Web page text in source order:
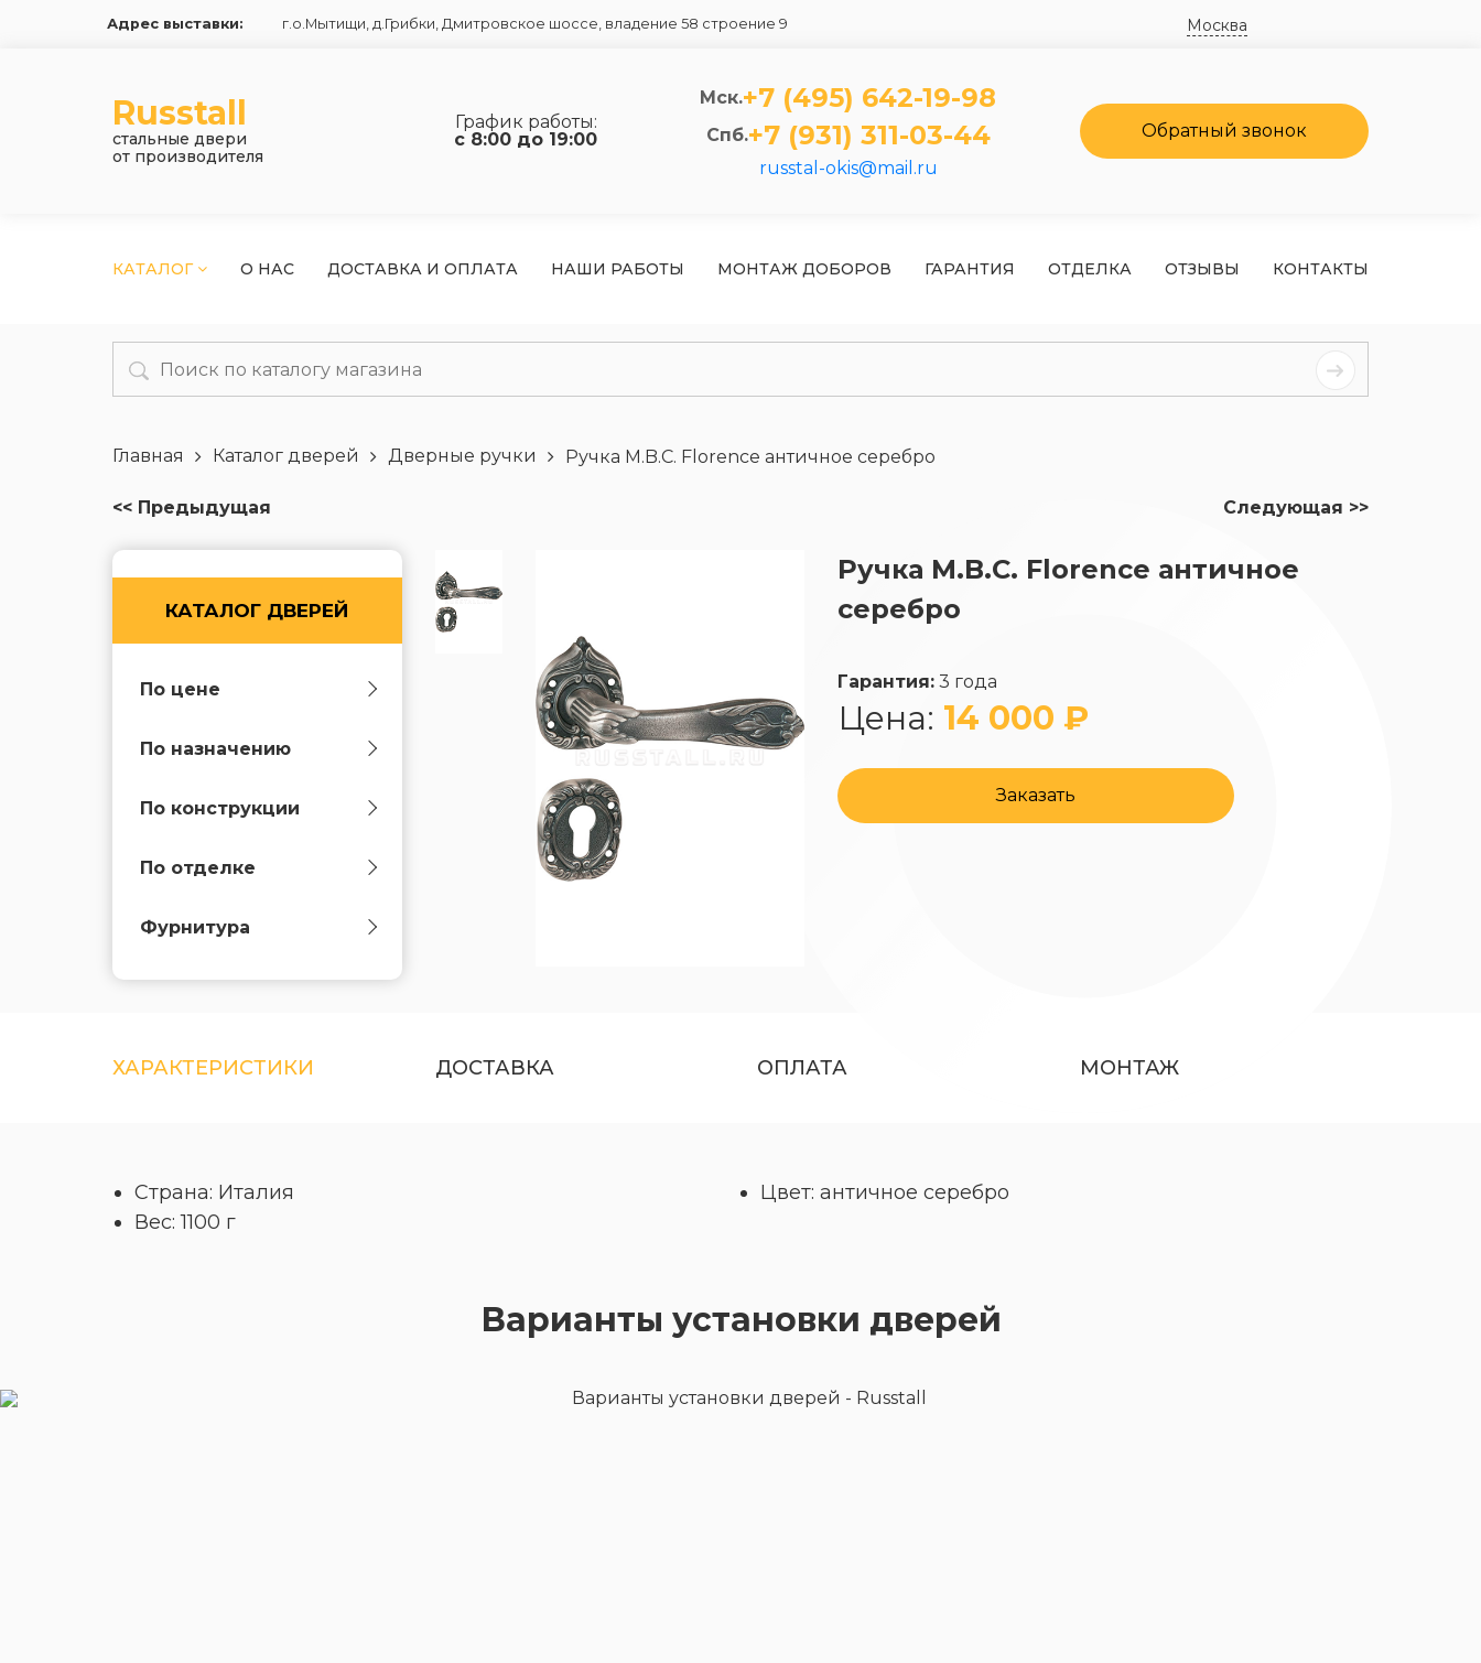
Адрес выставки: г.о.Мытищи, д.Грибки, Дмитровское шоссе, владение 58 строение 9 Москва
Russtall
стальные двери
от производителя
График работы:
с 8:00 до 19:00
Мск.+7 (495) 642-19-98
Спб.+7 (931) 311-03-44
russtal-okis@mail.ru
Обратный звонок
КАТАЛОГ О НАС ДОСТАВКА И ОПЛАТА НАШИ РАБОТЫ МОНТАЖ ДОБОРОВ ГАРАНТИЯ ОТДЕЛКА ОТЗЫВЫ КОНТАКТЫ
Главная Каталог дверей Дверные ручки Ручка M.B.C. Florence античное серебро
<< Предыдущая Следующая >>
КАТАЛОГ ДВЕРЕЙ
По цене
По назначению
По конструкции
По отделке
Фурнитура
Ручка M.B.C. Florence античное
серебро
Гарантия: 3 года
Цена: 14 000 ₽
Заказать
ХАРАКТЕРИСТИКИ ДОСТАВКА ОПЛАТА МОНТАЖ
Страна: Италия
Вес: 1100 г
Цвет: античное серебро
Варианты установки дверей